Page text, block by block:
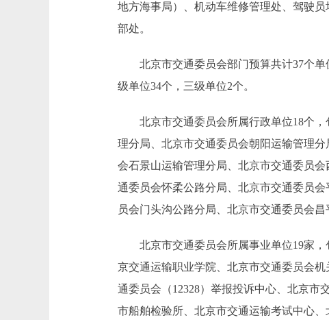
地方海事局）、机动车维修管理处、驾驶
部处。
北京市交通委员会部门预算共计37个单
级单位34个，三级单位2个。
北京市交通委员会所属行政单位18个，
理分局、北京市交通委员会朝阳运输管理
会石景山运输管理分局、北京市交通委员
通委员会怀柔公路分局、北京市交通委员
员会门头沟公路分局、北京市交通委员会
北京市交通委员会所属事业单位19家，
京交通运输职业学院、北京市交通委员会
通委员会（12328）举报投诉中心、北京
市船舶检验所、北京市交通运输考试中心